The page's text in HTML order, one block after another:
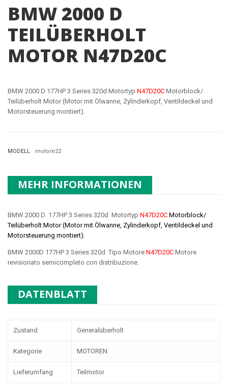
BMW 2000 D
TEILÜBERHOLT
MOTOR N47D20C
BMW 2000 D 177HP 3 Series 320d Motortyp N47D20C Motorblock/
Teilüberholt Motor (Motor mit Ölwanne, Zylinderkopf, Ventildeckel und
Motorsteuerung montiert).
MODELL motore22
MEHR INFORMATIONEN
BMW 2000 D 177HP 3 Series 320d Motortyp N47D20C Motorblock/
Teilüberholt Motor (Motor mit Ölwanne, Zylinderkopf, Ventildeckel und
Motorsteuerung montiert).
BMW 2000D 177HP 3 Series 320d Tipo Motore N47D20C Motore
revisionato semicompleto con distribuzione.
DATENBLATT
Zustand Generalüberholt
Kategorie MOTOREN
Lieferumfang Teilmotor